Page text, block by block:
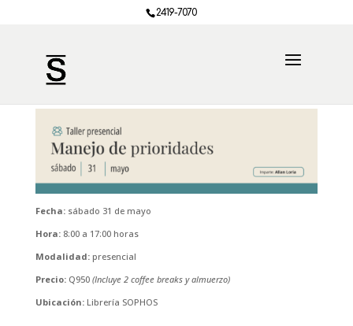
2419-7070
Fecha:sábado 31 de mayo
Hora:8:00 a 17:00 horas
Modalidad:presencial
Precio:Q950 (Incluye 2 coffee breaks y almuerzo)
Ubicación:Librería SOPHOS